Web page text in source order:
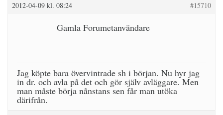
2012-04-09 kl. 08:24 #15710
Gamla Forumetanvändare
Jag köpte bara övervintrade sh i början. Nu hyr jag
in dr. och avla på det och gör själv avläggare. Men
man måste börja nånstans sen får man utöka
därifrån.